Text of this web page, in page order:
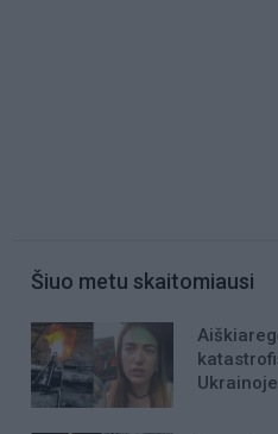
Šiuo metu skaitomiausi
Ukrainoje